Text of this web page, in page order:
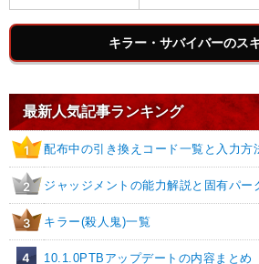
キラー・サバイバーのス
最新人気記事ランキング
1 配布中の引き換えコード一覧と入力方
2 ジャッジメントの能力解説と固有パー
3 キラー(殺人鬼)一覧
4 10.1.0PTBアップデートの内容まとめ